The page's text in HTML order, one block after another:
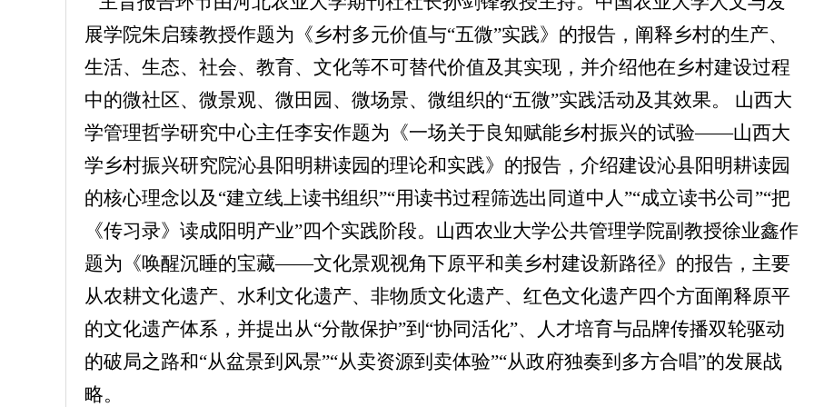
展学院朱启臻教授作题为《乡村多元价值与“五微”实践》的报告，阐释乡村的生产、
生活、生态、社会、教育、文化等不可替代价值及其实现，并介绍他在乡村建设过程
中的微社区、微景观、微田园、微场景、微组织的“五微”实践活动及其效果。 山西大
学管理哲学研究中心主任李安作题为《一场关于良知赋能乡村振兴的试验——山西大
学乡村振兴研究院沁县阳明耕读园的理论和实践》的报告，介绍建设沁县阳明耕读园
的核心理念以及“建立线上读书组织”“用读书过程筛选出同道中人”“成立读书公司”“把
《传习录》读成阳明产业”四个实践阶段。山西农业大学公共管理学院副教授徐业鑫作
题为《唤醒沉睡的宝藏——文化景观视角下原平和美乡村建设新路径》的报告，主要
从农耕文化遗产、水利文化遗产、非物质文化遗产、红色文化遗产四个方面阐释原平
的文化遗产体系，并提出从“分散保护”到“协同活化”、人才培育与品牌传播双轮驱动
的破局之路和“从盆景到风景”“从卖资源到卖体验”“从政府独奏到多方合唱”的发展战
略。